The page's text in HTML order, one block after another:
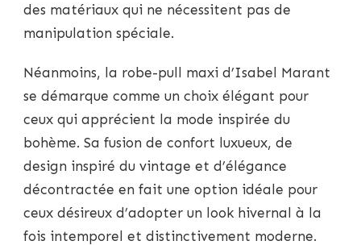
des matériaux qui ne nécessitent pas de
manipulation spéciale.
Néanmoins, la robe-pull maxi d’Isabel Marant
se démarque comme un choix élégant pour
ceux qui apprécient la mode inspirée du
bohème. Sa fusion de confort luxueux, de
design inspiré du vintage et d’élégance
décontractée en fait une option idéale pour
ceux désireux d’adopter un look hivernal à la
fois intemporel et distinctivement moderne.